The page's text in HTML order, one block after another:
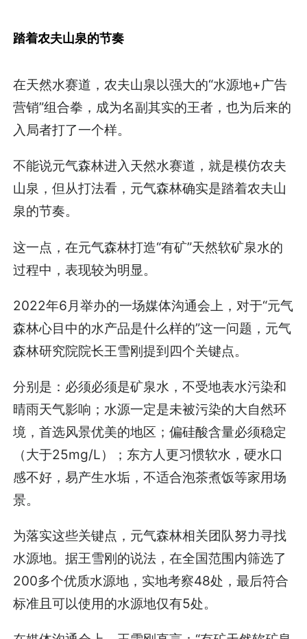
踏着农夫山泉的节奏
在天然水赛道，农夫山泉以强大的“水源地+广告
营销”组合拳，成为名副其实的王者，也为后来的
入局者打了一个样。
不能说元气森林进入天然水赛道，就是模仿农夫
山泉，但从打法看，元气森林确实是踏着农夫山
泉的节奏。
这一点，在元气森林打造“有矿”天然软矿泉水的
过程中，表现较为明显。
2022年6月举办的一场媒体沟通会上，对于“元气
森林心目中的水产品是什么样的”这一问题，元气
森林研究院院长王雪刚提到四个关键点。
分别是：必须必须是矿泉水，不受地表水污染和
晴雨天气影响；水源一定是未被污染的大自然环
境，首选风景优美的地区；偏硅酸含量必须稳定
（大于25mg/L）；东方人更习惯软水，硬水口
感不好，易产生水垢，不适合泡茶煮饭等家用场
景。
为落实这些关键点，元气森林相关团队努力寻找
水源地。据王雪刚的说法，在全国范围内筛选了
200多个优质水源地，实地考察48处，最后符合
标准且可以使用的水源地仅有5处。